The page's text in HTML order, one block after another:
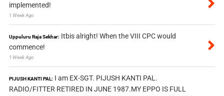
implemented!
1 Week Ago
Uppuluru Raja Sekhar: Itbis alright! When the VIII CPC would
commence!
1 Week Ago
PIJUSH KANTI PAL: I am EX-SGT. PIJUSH KANTI PAL.
RADIO/FITTER RETIRED IN JUNE 1987.MY EPPO IS FULL